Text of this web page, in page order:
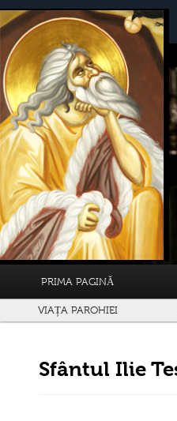
PRIMA PAGINĂ
VIAȚA PAROHIEI
Sfântul Ilie